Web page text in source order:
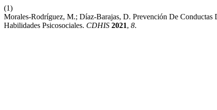
(1)
Morales-Rodríguez, M.; Díaz-Barajas, D. Prevención De Conductas
Habilidades Psicosociales. CDHIS 2021, 8.